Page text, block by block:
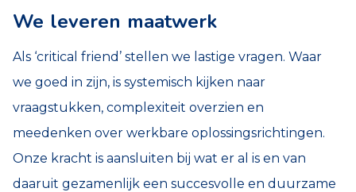
We leveren maatwerk
Als ‘critical friend’ stellen we lastige vragen. Waar
we goed in zijn, is systemisch kijken naar
vraagstukken, complexiteit overzien en
meedenken over werkbare oplossingsrichtingen.
Onze kracht is aansluiten bij wat er al is en van
daaruit gezamenlijk een succesvolle en duurzame